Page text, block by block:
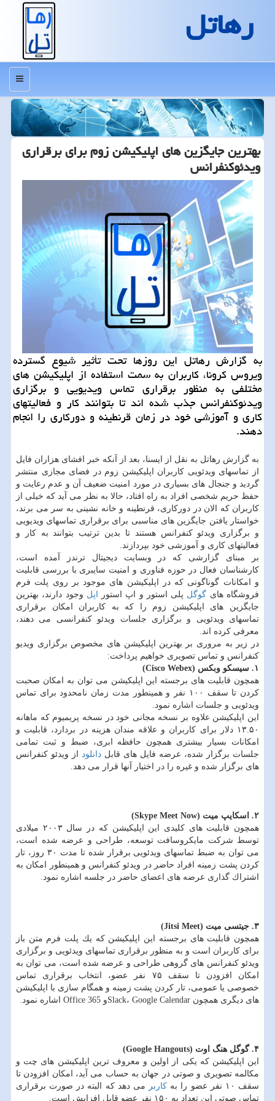
رهاتل
منو
بهترین جایگزین های اپلیكیشن زوم برای برقراری
ویدئوكنفرانس
به گزارش رهاتل این روزها تحت تأثیر شیوع گسترده
ویروس كرونا، كاربران به سمت استفاده از اپلیكیشن های
مختلفی به منظور برقراری تماس ویدیویی و برگزاری
ویدئوكنفرانس جذب شده اند تا بتوانند كار و فعالیتهای
كاری و آموزشی خود در زمان قرنطینه و دوركاری را انجام
دهند.
به گزارش رهاتل به نقل از ایسنا، بعد از آنكه خبر افشای هزاران فایل
از تماسهای ویدئویی كاربران اپلیكیشن زوم در فضای مجازی منتشر
گردید و جنجال های بسیاری در مورد امنیت ضعیف آن و عدم رعایت و
حفظ حریم شخصی افراد به راه افتاد، حالا به نظر می آید كه خیلی از
كاربران كه الان در دوركاری، قرنطینه و خانه نشینی به سر می برند،
خواستار یافتن جایگزین های مناسبی برای برقراری تماسهای ویدیویی
و برگزاری ویدئو كنفرانس هستند تا بدین ترتیب بتوانند به كار و
فعالیتهای كاری و آموزشی خود بپردازند.
بر مبنای گزارشی كه در وبسایت دیجیتال ترندز آمده است،
كارشناسان فعال در حوزه فناوری و امنیت سایبری با بررسی قابلیت
و امكانات گوناگونی كه در اپلیكیشن های موجود بر روی پلت فرم
فروشگاه های گوگل پلی استور و اپ استور اپل وجود دارند، بهترین
جایگزین های اپلیكیشن زوم را كه به كاربران امكان برقراری
تماسهای ویدئویی و برگزاری جلسات ویدئو كنفرانسی می دهند،
معرفی كرده اند.
در زیر به مروری بر بهترین اپلیكیشن های مخصوص برگزاری ویدیو
كنفرانس و تماس تصویری خواهیم پرداخت:
۱. سیسكو وبكس (Cisco Webex)
همچون قابلیت های برجسته این اپلیكیشن می توان به امكان صحبت
كردن تا سقف ۱۰۰ نفر و همینطور مدت زمان نامحدود برای تماس
ویدئویی و جلسات اشاره نمود.
این اپلیكیشن علاوه بر نسخه مجانی خود در نسخه پریمیوم كه ماهانه
۱۳.۵۰ دلار برای كاربران و علاقه مندان هزینه در بردارد، قابلیت و
امكانات بسیار بیشتری همچون حافظه ابری، ضبط و ثبت تمامی
جلسات برگزار شده، عرضه فایل های قابل دانلود از ویدئو كنفرانس
های برگزار شده و غیره را در اختیار آنها قرار می دهد.
۲. اسكایپ میت (Skype Meet Now)
همچون قابلیت های كلیدی این اپلیكیشن كه در سال ۲۰۰۳ میلادی
توسط شركت مایكروسافت توسعه، طراحی و عرضه شده است،
می توان به ضبط تماسهای ویدئویی برقرار شده تا مدت ۳۰ روز، تار
كردن پشت زمینه افراد حاضر در ویدئو كنفرانس و همینطور امكان به
اشتراك گذاری عرضه های اعضای حاضر در جلسه اشاره نمود.
۳. جیتسی میت (Jitsi Meet)
همچون قابلیت های برجسته این اپلیكیشن كه یك پلت فرم متن باز
برای كاربران است و به منظور برقراری تماسهای ویدئویی و برگزاری
ویدئو كنفرانس های گروهی طراحی و عرضه شده است، می توان به
امكان افزودن تا سقف ۷۵ نفر عضو، انتخاب برقراری تماس
خصوصی یا عمومی، تار كردن پشت زمینه و همگام سازی با اپلیكیشن
های دیگری همچون Slack، Google Calendarو Office 365 اشاره نمود.
۴. گوگل هنگ اوت (Google Hangouts)
این اپلیكیشن كه یكی از اولین و معروف ترین اپلیكیشن های چت و
مكالمه تصویری و صوتی در جهان به حساب می آید، امكان افزودن تا
سقف ۱۰ نفر عضو را به
كاربر
می دهد كه البته در صورت برقراری
تماس صوتی این تعداد به ۱۵۰ نفر عضو قابل افزایش است.